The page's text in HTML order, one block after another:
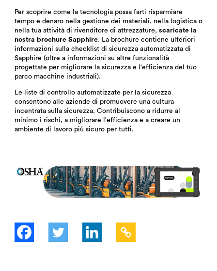
Per scoprire come la tecnologia possa farti risparmiare
tempo e denaro nella gestione dei materiali, nella logistica o
nella tua attività di rivenditore di attrezzature, scaricate la
nostra brochure Sapphire. La brochure contiene ulteriori
informazioni sulla checklist di sicurezza automatizzata di
Sapphire (oltre a informazioni su altre funzionalità
progettate per migliorare la sicurezza e l'efficienza del tuo
parco macchine industriali).
Le liste di controllo automatizzate per la sicurezza
consentono alle aziende di promuovere una cultura
incentrata sulla sicurezza. Contribuiscono a ridurre al
minimo i rischi, a migliorare l'efficienza e a creare un
ambiente di lavoro più sicuro per tutti.